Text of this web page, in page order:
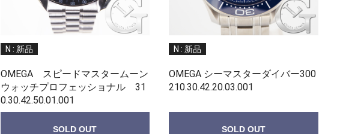
N : 新品
OMEGA スピードマスタームーン
ウォッチプロフェッショナル 31
0.30.42.50.01.001
SOLD OUT
N : 新品
OMEGA シーマスターダイバー300
210.30.42.20.03.001
SOLD OUT